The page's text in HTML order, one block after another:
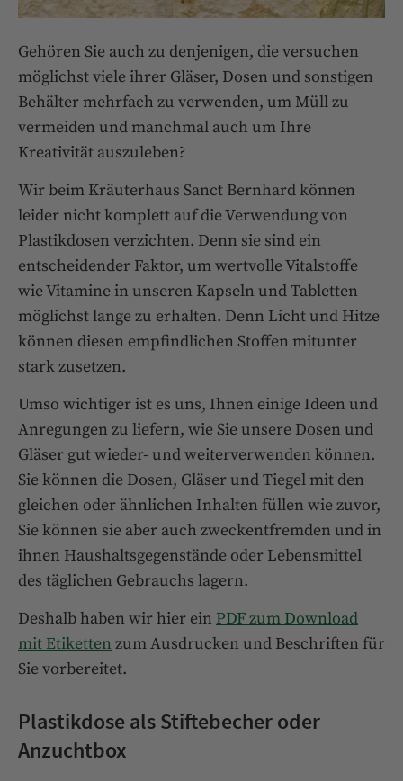
Gehören Sie auch zu denjenigen, die versuchen
möglichst viele ihrer Gläser, Dosen und sonstigen
Behälter mehrfach zu verwenden, um Müll zu
vermeiden und manchmal auch um Ihre
Kreativität auszuleben?
Wir beim Kräuterhaus Sanct Bernhard können
leider nicht komplett auf die Verwendung von
Plastikdosen verzichten. Denn sie sind ein
entscheidender Faktor, um wertvolle Vitalstoffe
wie Vitamine in unseren Kapseln und Tabletten
möglichst lange zu erhalten. Denn Licht und Hitze
können diesen empfindlichen Stoffen mitunter
stark zusetzen.
Umso wichtiger ist es uns, Ihnen einige Ideen und
Anregungen zu liefern, wie Sie unsere Dosen und
Gläser gut wieder- und weiterverwenden können.
Sie können die Dosen, Gläser und Tiegel mit den
gleichen oder ähnlichen Inhalten füllen wie zuvor,
Sie können sie aber auch zweckentfremden und in
ihnen Haushaltsgegenstände oder Lebensmittel
des täglichen Gebrauchs lagern.
Deshalb haben wir hier ein PDF zum Download
mit Etikettenzum Ausdrucken und Beschriften für
Sie vorbereitet.
Plastikdose als Stiftebecher oder
Anzuchtbox